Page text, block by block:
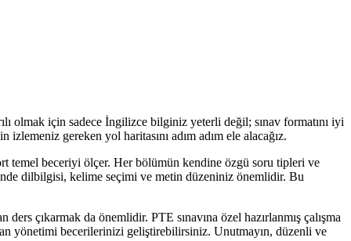
olmak için sadece İngilizce bilginiz yeterli değil; sınav formatını iyi
gereken yol haritasını adım adım ele alacağız.
temel beceriyi ölçer. Her bölümün kendine özgü soru tipleri ve
dilbilgisi, kelime seçimi ve metin düzeniniz önemlidir. Bu
çıkarmak da önemlidir. PTE sınavına özel hazırlanmış çalışma
yönetimi becerilerinizi geliştirebilirsiniz. Unutmayın, düzenli ve